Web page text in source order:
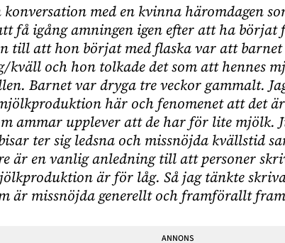
konversation med en kvinna häromdagen
få igång amningen igen efter att ha börjat
till att hon börjat med flaska var att barnet
kväll och hon tolkade det som att hennes
Barnet var dryga tre veckor gammalt.
här och fenomenet att det
ammar upplever att de har för lite mjölk.
ter sig ledsna och missnöjda kvällstid
är en vanlig anledning till att personer
är för låg. Så jag tänkte
är missnöjda generellt och framförallt